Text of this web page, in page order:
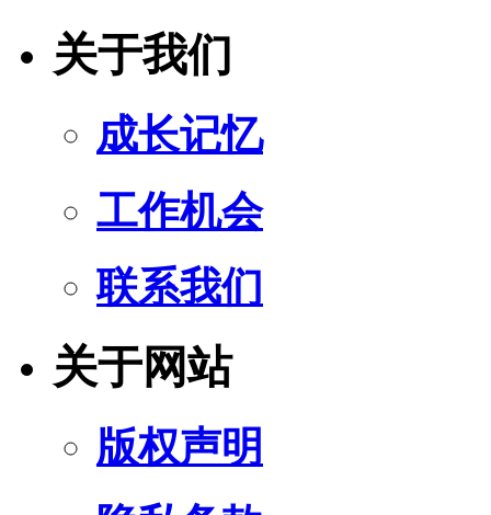
关于我们
成长记忆
工作机会
联系我们
关于网站
版权声明